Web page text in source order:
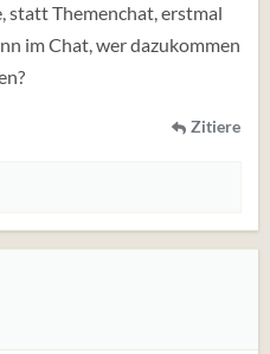
statt Themenchat, erstmal
im Chat, wer dazukommen
Zitiere